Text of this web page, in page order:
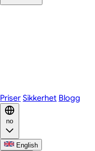
Priser Sikkerhet Blogg
no
English